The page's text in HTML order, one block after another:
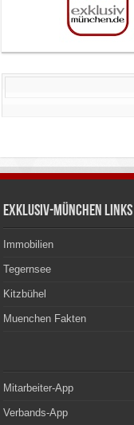
Exklusiv-München Links
Immobilien
Tegernsee
Kitzbühel
Muenchen Fakten
Mitarbeiter-App
Verbands-App